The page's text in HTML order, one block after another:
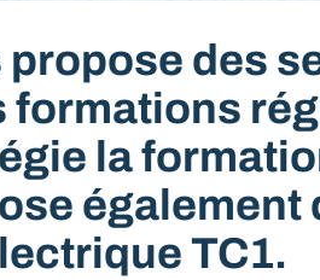
des
la
également
TC1.